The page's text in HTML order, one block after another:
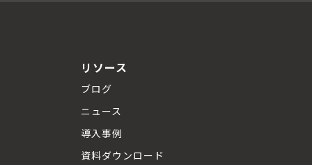
リソース
ブログ
ニュース
導入事例
資料ダウンロード